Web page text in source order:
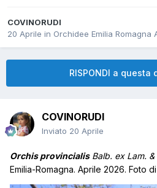
COVINORUDI
20 Aprile in Orchidee Emilia Romagna
RISPONDI a questa
COVINORUDI
Inviato 20 Aprile
Orchis provincialis Balb. ex Lam.
Emilia-Romagna. Aprile 2026. Foto